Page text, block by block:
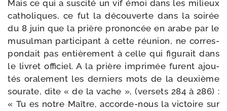
Mais ce qui a sus­ci­té un vif émoi dans les milieux
catho­liques, ce fut la décou­verte dans la soi­rée
du 8 juin que la prière pro­non­cée en arabe par le
musul­man par­ti­ci­pant à cette réunion, ne cor­res­
pon­dait pas entiè­re­ment à celle qui figu­rait dans
le livret offi­ciel. A la prière impri­mée furent ajou­
tés ora­le­ment les der­niers mots de la deuxième
sou­rate, dite « de la vache », (ver­sets 284 à 286) :
« Tu es notre Maître, accorde-​nous la vic­toire sur